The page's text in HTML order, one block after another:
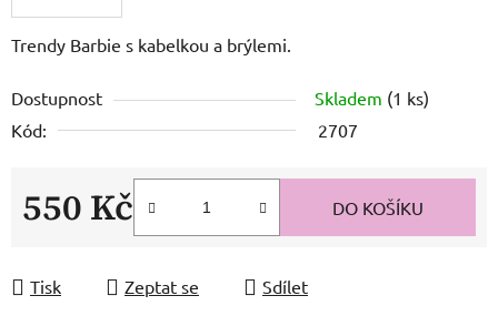
Trendy Barbie s kabelkou a brýlemi.
Dostupnost Skladem (1 ks)
Kód:
2707
550 Kč DO KOŠÍKU
Tisk Zeptat se Sdílet